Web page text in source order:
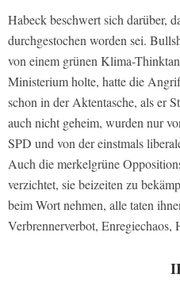
Habeck beschwert sich darüber,
durchgestochen worden sei.
von einem grünen Klima-
Ministerium holte, hatte die
schon in der Aktentasche, als er
auch nicht geheim, wurden nur
SPD und von der einstmals
Auch die merkelgrüne
verzichtet, sie beizeiten zu
beim Wort nehmen, alle taten
Verbrennerverbot, Enregiechaos,